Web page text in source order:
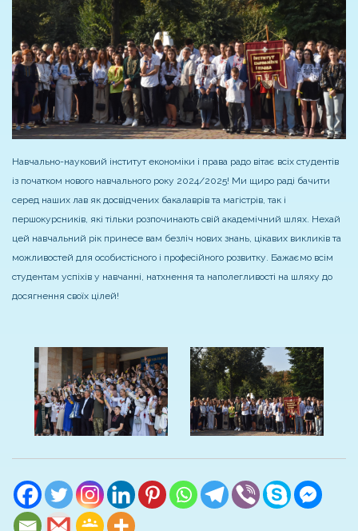
Навчально-науковий інститут економіки і права радо вітає всіх студентів
із початком нового навчального року 2024/2025! Ми щиро раді бачити
серед наших лав як досвідчених бакалаврів та магістрів, так і
першокурсників, які тільки розпочинають свій академічний шлях. Нехай
цей навчальний рік принесе вам безліч нових знань, цікавих викликів та
можливостей для особистісного і професійного розвитку. Бажаємо всім
студентам успіхів у навчанні, натхнення та наполегливості на шляху до
досягнення своїх цілей!